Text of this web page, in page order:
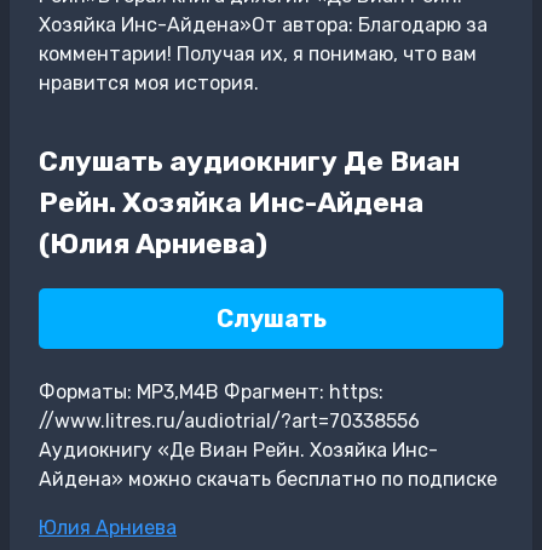
Хозяйка Инс-Айдена»От автора: Благодарю за
комментарии! Получая их, я понимаю, что вам
нравится моя история.
Слушать аудиокнигу Де Виан
Рейн. Хозяйка Инс-Айдена
(Юлия Арниева)
Слушать
Форматы: MP3,M4B Фрагмент: https:
//www.litres.ru/audiotrial/?art=70338556
Аудиокнигу «Де Виан Рейн. Хозяйка Инс-
Айдена» можно скачать бесплатно по подписке
Метки
Юлия Арниева